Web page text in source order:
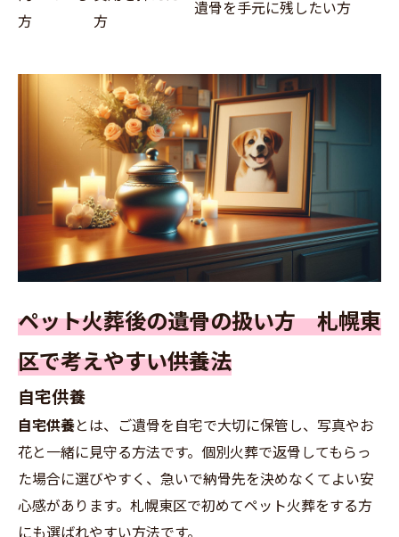
方
方
遺骨を手元に残したい方
ペット火葬後の遺骨の扱い方 札幌東
区で考えやすい供養法
自宅供養
自宅供養とは、ご遺骨を自宅で大切に保管し、写真やお
花と一緒に見守る方法です。個別火葬で返骨してもらっ
た場合に選びやすく、急いで納骨先を決めなくてよい安
心感があります。札幌東区で初めてペット火葬をする方
にも選ばれやすい方法です。